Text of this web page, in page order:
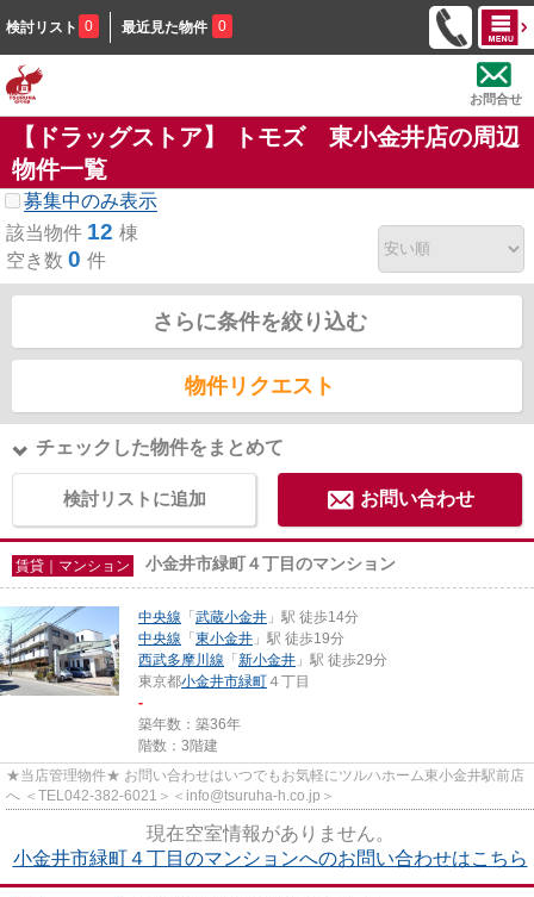
検討リスト 0 最近見た物件 0
お問合せ
【ドラッグストア】 トモズ 東小金井店の周辺
物件一覧
募集中のみ表示
該当物件 12 棟
空き数 0 件
さらに条件を絞り込む
物件リクエスト
チェックした物件をまとめて
検討リストに追加 お問い合わせ
賃貸｜マンション 小金井市緑町４丁目のマンション
中央線 「 武蔵小金井 」駅 徒歩14分
中央線 「 東小金井 」駅 徒歩19分
西武多摩川線 「 新小金井 」駅 徒歩29分
東京都小金井市緑町 ４丁目
-
築年数：築36年
階数：3階建
★当店管理物件★ お問い合わせはいつでもお気軽にツルハホーム東小金井駅前店
へ ＜TEL042-382-6021＞＜info@tsuruha-h.co.jp＞
現在空室情報がありません。
小金井市緑町４丁目のマンションへのお問い合わせはこちら